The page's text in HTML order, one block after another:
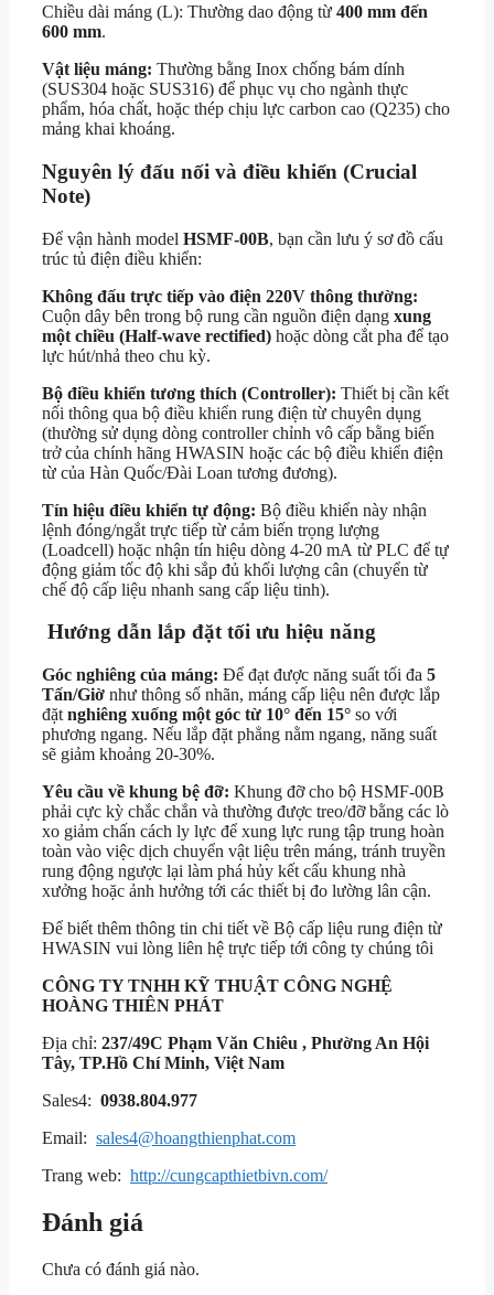
Chiều dài máng (L): Thường dao động từ 400 mm đến
600 mm.
Vật liệu máng: Thường bằng Inox chống bám dính
(SUS304 hoặc SUS316) để phục vụ cho ngành thực
phẩm, hóa chất, hoặc thép chịu lực carbon cao (Q235) cho
mảng khai khoáng.
Nguyên lý đấu nối và điều khiển (Crucial
Note)
Để vận hành model HSMF-00B, bạn cần lưu ý sơ đồ cấu
trúc tủ điện điều khiển:
Không đấu trực tiếp vào điện 220V thông thường:
Cuộn dây bên trong bộ rung cần nguồn điện dạng xung
một chiều (Half-wave rectified) hoặc dòng cắt pha để tạo
lực hút/nhả theo chu kỳ.
Bộ điều khiển tương thích (Controller): Thiết bị cần kết
nối thông qua bộ điều khiển rung điện từ chuyên dụng
(thường sử dụng dòng controller chỉnh vô cấp bằng biến
trở của chính hãng HWASIN hoặc các bộ điều khiển điện
từ của Hàn Quốc/Đài Loan tương đương).
Tín hiệu điều khiển tự động: Bộ điều khiển này nhận
lệnh đóng/ngắt trực tiếp từ cảm biến trọng lượng
(Loadcell) hoặc nhận tín hiệu dòng 4-20 mA từ PLC để tự
động giảm tốc độ khi sắp đủ khối lượng cân (chuyển từ
chế độ cấp liệu nhanh sang cấp liệu tinh).
Hướng dẫn lắp đặt tối ưu hiệu năng
Góc nghiêng của máng: Để đạt được năng suất tối đa 5
Tấn/Giờ như thông số nhãn, máng cấp liệu nên được lắp
đặt nghiêng xuống một góc từ 10° đến 15° so với
phương ngang. Nếu lắp đặt phẳng nằm ngang, năng suất
sẽ giảm khoảng 20-30%.
Yêu cầu về khung bệ đỡ: Khung đỡ cho bộ HSMF-00B
phải cực kỳ chắc chắn và thường được treo/đỡ bằng các lò
xo giảm chấn cách ly lực để xung lực rung tập trung hoàn
toàn vào việc dịch chuyển vật liệu trên máng, tránh truyền
rung động ngược lại làm phá hủy kết cấu khung nhà
xưởng hoặc ảnh hưởng tới các thiết bị đo lường lân cận.
Để biết thêm thông tin chi tiết về Bộ cấp liệu rung điện từ
HWASIN vui lòng liên hệ trực tiếp tới công ty chúng tôi
CÔNG TY TNHH KỸ THUẬT CÔNG NGHỆ
HOÀNG THIÊN PHÁT
Địa chỉ: 237/49C Phạm Văn Chiêu , Phường An Hội
Tây, TP.Hồ Chí Minh, Việt Nam
Sales4: 0938.804.977
Email: sales4@hoangthienphat.com
Trang web: http://cungcapthietbivn.com/
Đánh giá
Chưa có đánh giá nào.